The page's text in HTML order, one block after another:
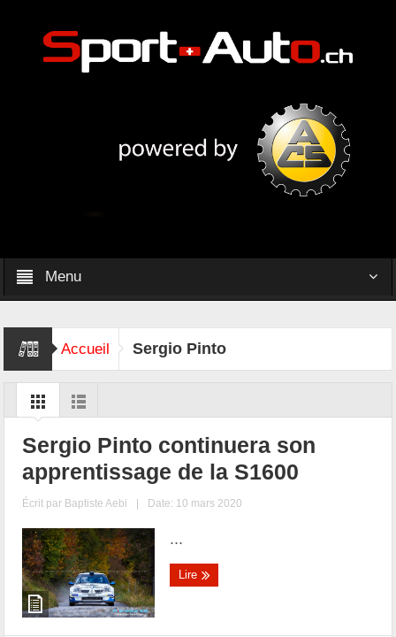
Menu
Accueil Sergio Pinto
Sergio Pinto continuera son
apprentissage de la S1600
Écrit par Baptiste Aebi | Date: 10 mars 2020
...
Lire